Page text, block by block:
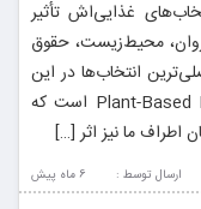
غذایی‌اش تأثیر
محیط‌زیست، حقوق
انتخاب‌ها در این
زمینه، گیاهخواری یا رژیم غذایی گیاهی/Plant-Based Diet است که
اطراف ما نیز اثر […]
6 ماه پيش ارسال توسط :